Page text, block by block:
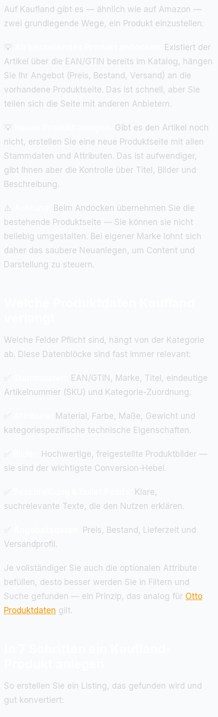
Auf Kaufland gibt es — ähnlich wie auf Amazon —
zwei grundlegende Wege, ein Produkt einzustellen.
💡
Existiert der
Artikel über die EAN/GTIN bereits im Katalog, hängen
Sie Ihr Angebot (Preis, Bestand, Versand) an die
vorhandene Produktseite. Das ist schnell, aber Sie
teilen sich die Seite mit anderen Anbietern.
💡
Gibt es den Artikel noch
nicht, erstellen Sie eine neue Produktseite mit allen
Stammdaten und Attributen. Das ist aufwendiger,
gibt Ihnen aber die Kontrolle über Titel, Bilder und
Beschreibung.
⚠️
Beim Andocken übernehmen Sie die
bestehende Produktseite — Sie können sie nicht
beliebig umgestalten. Bei eigener Marke lohnt sich
daher das saubere Neuanlegen, um Content und
Darstellung zu steuern.
Welche Felder Pflicht sind, hängt von der Kategorie
ab. Diese Datenblöcke sind fast immer relevant:
EAN/GTIN, Marke, Titel, eindeutige
Artikelnummer (SKU) und Kategorie-Zuordnung.
Material, Farbe, Maße, Gewicht und
kategoriespezifische technische Eigenschaften.
Hochwertige, freigestellte Produktbilder —
sie sind der wichtigste Conversion-Hebel.
Klare,
suchrelevante Texte, die den Nutzen erklären.
Preis, Bestand, Lieferzeit und
Versandprofil.
Je vollständiger Sie auch die optionalen Attribute
befüllen, desto besser werden Sie in Filtern und
Suche gefunden — ein Prinzip, das analog für Otto
Produktdaten gilt.
So erstellen Sie ein Listing, das gefunden wird und
gut konvertiert: